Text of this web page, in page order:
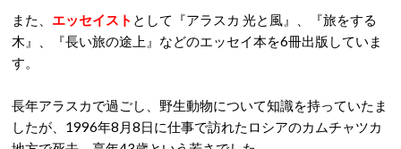
また、 エッセイスト として『アラスカ 光と風』、『旅をする
木』、『長い旅の途上』などのエッセイ本を6冊出版していま
す。
長年アラスカで過ごし、野生動物について知識を持っていたま
したが、1996年8月8日に仕事で訪れたロシアのカムチャツカ